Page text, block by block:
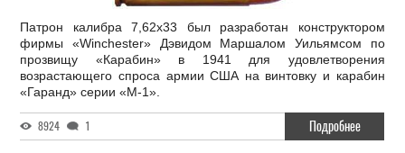
Патрон калибра 7,62х33 был разработан конструктором
фирмы «Winchester» Дэвидом Маршалом Уильямсом по
прозвищу «Карабин» в 1941 для удовлетворения
возрастающего спроса армии США на винтовку и карабин
«Гаранд» серии «М-1».
8924 1 Подробнее